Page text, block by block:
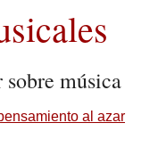
sobre música
al azar